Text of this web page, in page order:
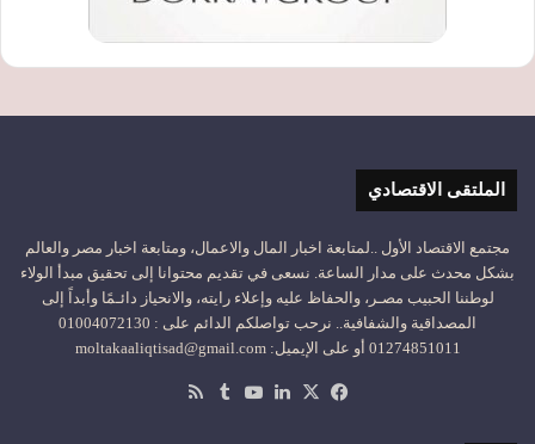
الملتقى الاقتصادي
مجتمع الاقتصاد الأول ..لمتابعة اخبار المال والاعمال، ومتابعة اخبار مصر والعالم
بشكل محدث على مدار الساعة. نسعى في تقديم محتوانا إلى تحقيق مبدأ الولاء
لوطننا الحبيب مصـر، والحفاظ عليه وإعلاء رايته، والانحياز دائـمًا وأبداً إلى
المصداقية والشفافية.. نرحب تواصلكم الدائم على : 01004072130
01274851011 أو على الإيميل: moltakaaliqtisad@gmail.com
فيسبوك
‫X لينكدإن‫YouTube